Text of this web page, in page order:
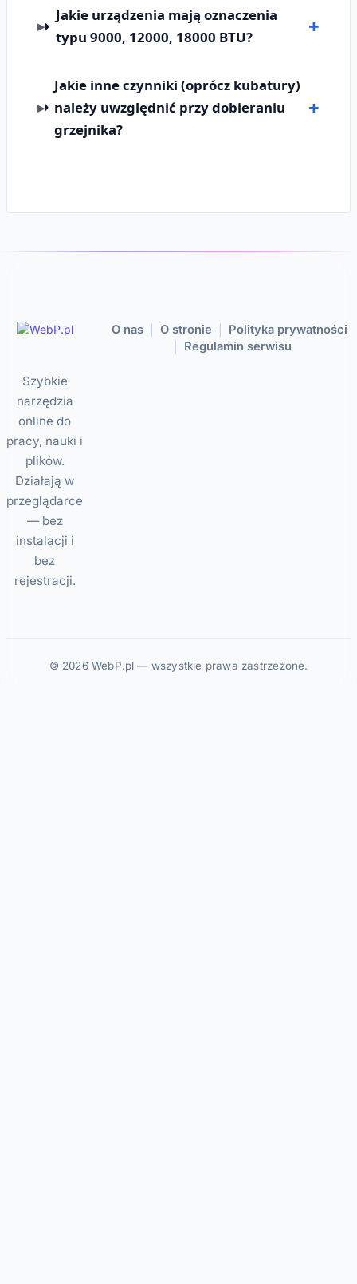
Jakie urządzenia mają oznaczenia
typu 9000, 12000, 18000 BTU?
Jakie inne czynniki (oprócz kubatury)
należy uwzględnić przy dobieraniu
grzejnika?
Szybkie
narzędzia
online do
pracy, nauki i
plików.
Działają w
przeglądarce
— bez
instalacji i
bez
rejestracji.
O nas O stronie Polityka prywatności
Regulamin serwisu
© 2026 WebP.pl — wszystkie prawa zastrzeżone.